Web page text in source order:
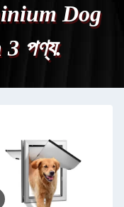
Dog
পণ্য.